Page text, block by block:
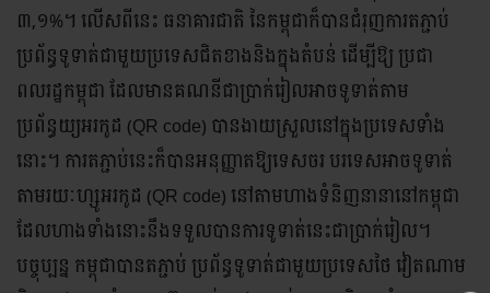
៣,១%។ លើសពីនេះ ធនាគារជាតិ នៃកម្ពុជាក៏បានជំរុញការតភ្ជាប់
ប្រព័ន្ធទូទាត់ជាមួយប្រទេសជិតខាងនិងក្នុងតំបន់ ដើម្បីឱ្យ ប្រជា
ពលរដ្ឋកម្ពុជា ដែលមានគណនីជាប្រាក់រៀលអាចទូទាត់តាម
ប្រព័ន្ធយ្យអរកូដ (QR code) បានងាយស្រួលនៅក្នុងប្រទេសទាំង
នោះ។ ការតភ្ជាប់នេះក៏បានអនុញ្ញាតឱ្យទេសចរ បរទេសអាចទូទាត់
តាមរយៈហ្សូអរកូដ (QR code) នៅតាមហាងទំនិញនានានៅកម្ពុជា
ដែលហាងទាំងនោះនឹងទទួលបានការទូទាត់នេះជាប្រាក់រៀល។
បច្ចុប្បន្ន កម្ពុជាបានតភ្ជាប់ ប្រព័ន្ធទូទាត់ជាមួយប្រទេសថៃ វៀតណាម